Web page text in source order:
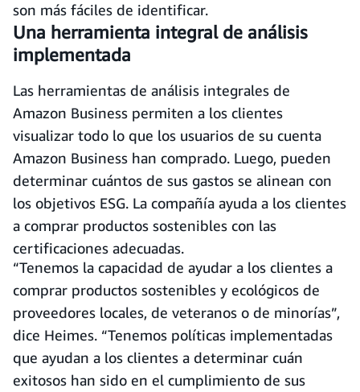
son más fáciles de identificar.
Una herramienta integral de análisis
implementada
Las herramientas de análisis integrales de
Amazon Business permiten a los clientes
visualizar todo lo que los usuarios de su cuenta
Amazon Business han comprado. Luego, pueden
determinar cuántos de sus gastos se alinean con
los objetivos ESG. La compañía ayuda a los clientes
a comprar productos sostenibles con las
certificaciones adecuadas.
“Tenemos la capacidad de ayudar a los clientes a
comprar productos sostenibles y ecológicos de
proveedores locales, de veteranos o de minorías”,
dice Heimes. “Tenemos políticas implementadas
que ayudan a los clientes a determinar cuán
exitosos han sido en el cumplimiento de sus